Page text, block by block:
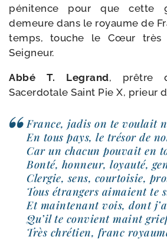
péni­tence pour que cette
demeure dans le royaume de
temps, touche le Cœur très
Seigneur.
Abbé T. Legrand, prêtre
Sacerdotale Saint Pie X, prieur
France, jadis on te vou­lait
En tous pays, le tré­sor de
Car un cha­cun pou­vait en
Bonté, hon­neur, loyau­té,
Clergie, sens, cour­toi­sie,
Tous étran­gers aimaient te
Et main­te­nant vois, dont
Qu’il te convient maint
Très chré­tien, franc